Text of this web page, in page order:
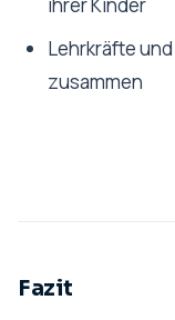
ihrer Kinder
Lehrkräfte
zusammen
Fazit